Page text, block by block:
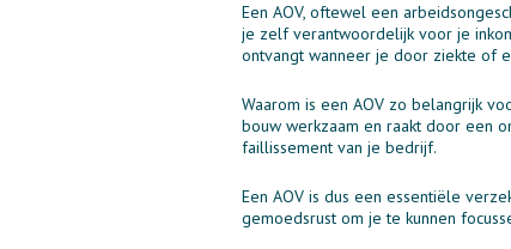
Een AOV, oftewel een
je zelf verantwoordelijk voor je
ontvangt wanneer je door ziekte of
Waarom is een AOV zo belangrijk
bouw werkzaam en raakt door een
faillissement van je bedrijf.
Een AOV is dus een essentiële
gemoedsrust om je te kunnen